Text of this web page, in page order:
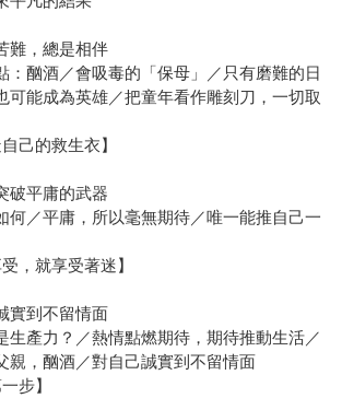
難，總是相伴
：酗酒／會吸毒的「保母」／只有磨難的日
可能成為英雄／把童年看作雕刻刀，一切取
己的救生衣】
破平庸的武器
何／平庸，所以毫無期待／唯一能推自己一
，就享受著迷】
實到不留情面
生產力？／熱情點燃期待，期待推動生活／
親，酗酒／對自己誠實到不留情面
步】